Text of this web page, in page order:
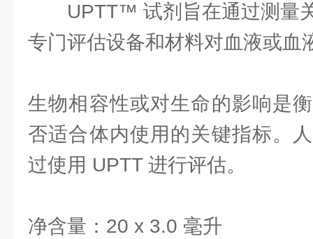
UPTT™ 试剂旨在通过测量
专门评估设备和材料对血液或
生物相容性或对生命的影响是
否适合体内使用的关键指标。
过使用 UPTT 进行评估。
净含量：20 x 3.0 毫升